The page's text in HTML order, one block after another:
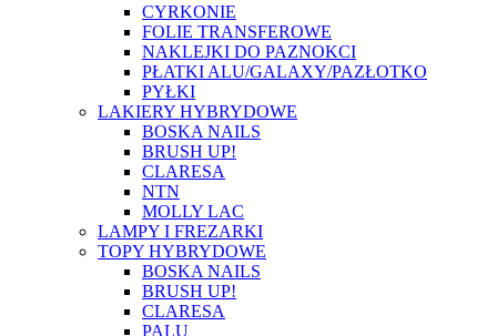
CYRKONIE
FOLIE TRANSFEROWE
NAKLEJKI DO PAZNOKCI
PŁATKI ALU/GALAXY/PAZŁOTKO
PYŁKI
LAKIERY HYBRYDOWE
BOSKA NAILS
BRUSH UP!
CLARESA
NTN
MOLLY LAC
LAMPY I FREZARKI
TOPY HYBRYDOWE
BOSKA NAILS
BRUSH UP!
CLARESA
PALU